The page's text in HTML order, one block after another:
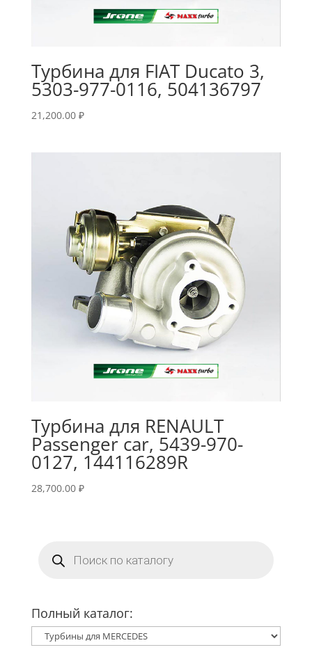
Турбина для FIAT Ducato 3,
5303-977-0116, 504136797
21,200.00 ₽
Турбина для RENAULT
Passenger car, 5439-970-
0127, 144116289R
28,700.00 ₽
товаров
Полный каталог: